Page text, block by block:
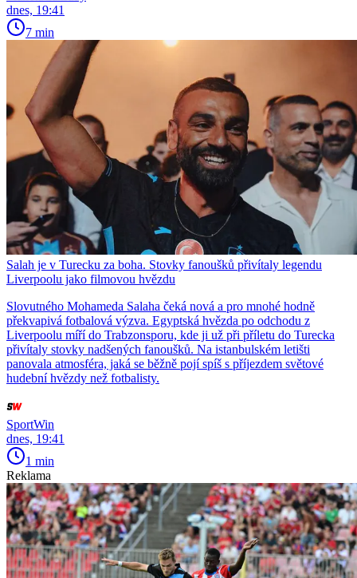
dnes, 19:41
7 min
Salah je v Turecku za boha. Stovky fanoušků přivítaly legendu
Liverpoolu jako filmovou hvězdu
Slovutného Mohameda Salaha čeká nová a pro mnohé hodně
překvapivá fotbalová výzva. Egyptská hvězda po odchodu z
Liverpoolu míří do Trabzonsporu, kde ji už při příletu do Turecka
přivítaly stovky nadšených fanoušků. Na istanbulském letišti
panovala atmosféra, jaká se běžně pojí spíš s příjezdem světové
hudební hvězdy než fotbalisty.
SportWin
dnes, 19:41
1 min
Reklama